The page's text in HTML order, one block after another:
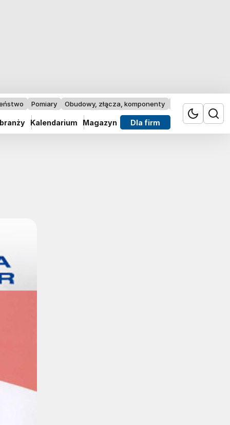
Pomiary Obudowy, złącza, komponenty Przemysł 4.0
Kalendarium Magazyn Dla firm